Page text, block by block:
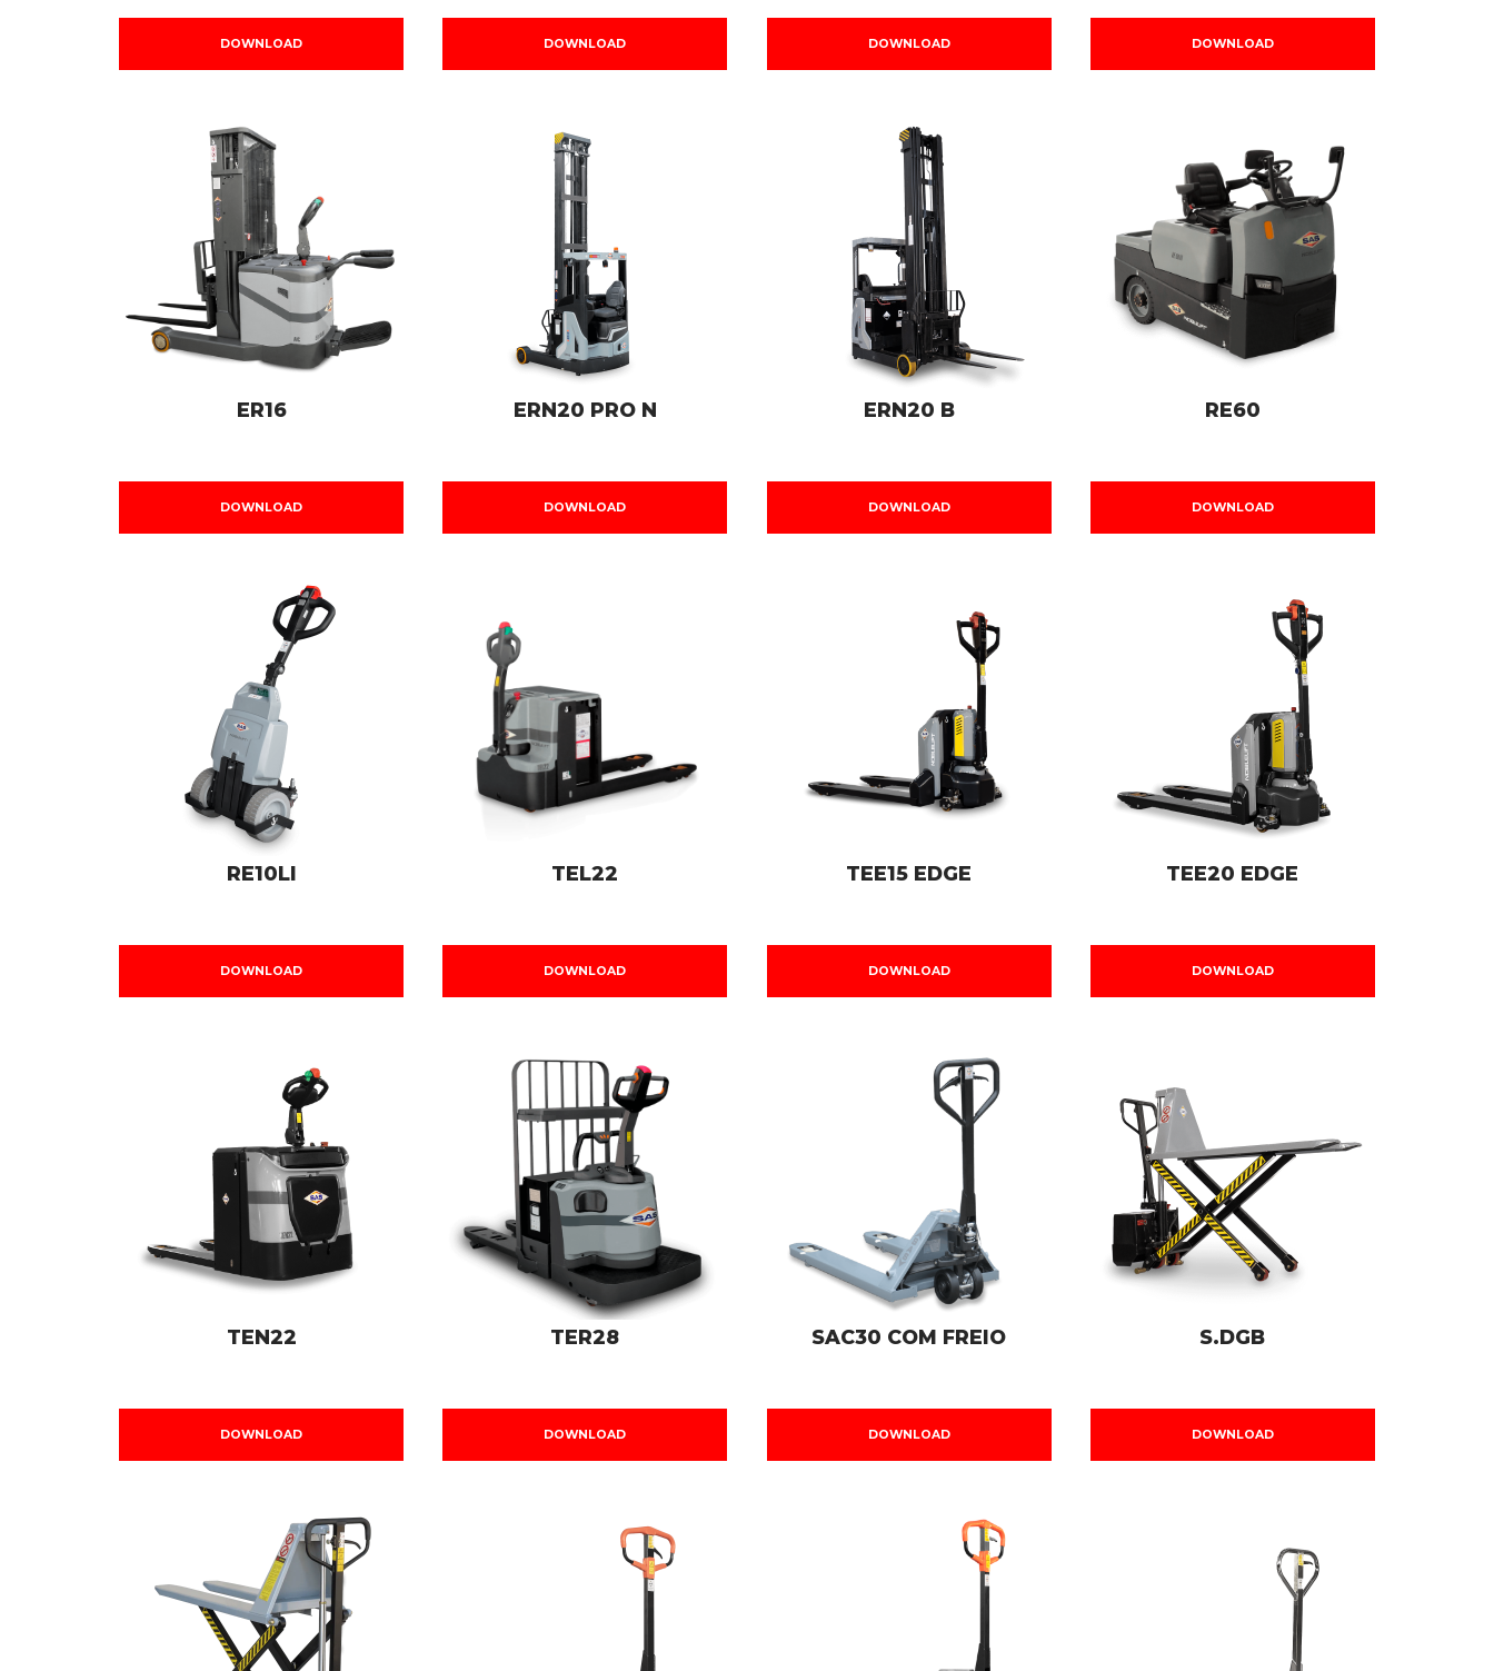
DOWNLOAD DOWNLOAD DOWNLOAD DOWNLOAD
ER16
DOWNLOAD
ERN20 PRO N
DOWNLOAD
ERN20 B
DOWNLOAD
RE60
DOWNLOAD
RE10LI
DOWNLOAD
TEL22
DOWNLOAD
TEE15 EDGE
DOWNLOAD
TEE20 EDGE
DOWNLOAD
TEN22
DOWNLOAD
TER28
DOWNLOAD
SAC30 COM FREIO
DOWNLOAD
S.DGB
DOWNLOAD